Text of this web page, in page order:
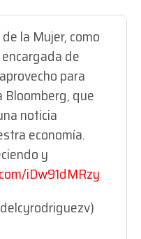
la Mujer, como
de
para
Bloomberg, que
noticia
economía.
y
iDw91dMRzy